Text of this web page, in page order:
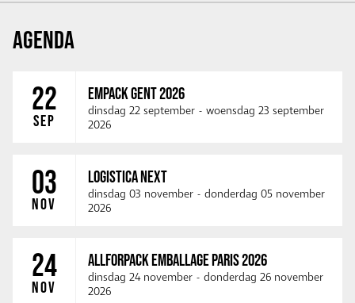
AGENDA
22
SEP
EMPACK GENT 2026
dinsdag 22 september - woensdag 23 september
2026
03
NOV
LOGISTICA NEXT
dinsdag 03 november - donderdag 05 november
2026
24
NOV
ALLFORPACK EMBALLAGE PARIS 2026
dinsdag 24 november - donderdag 26 november
2026